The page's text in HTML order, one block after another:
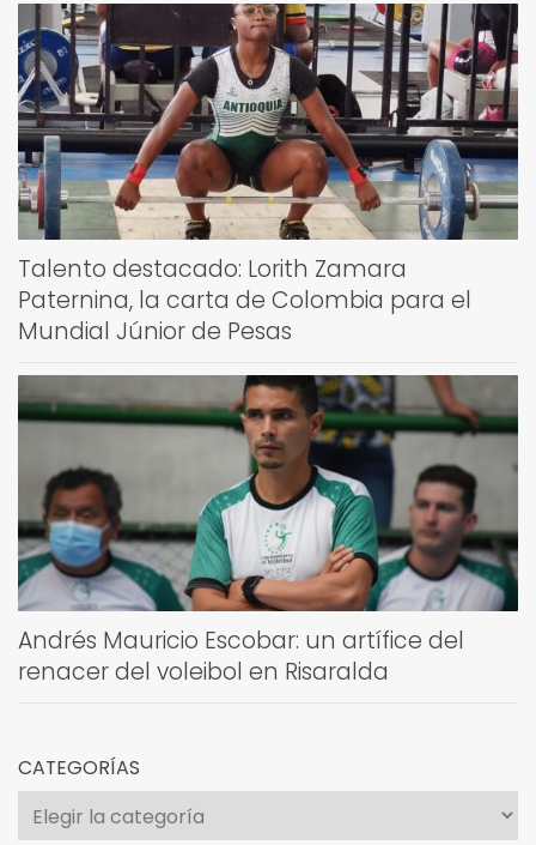
Talento destacado: Lorith Zamara
Paternina, la carta de Colombia para el
Mundial Júnior de Pesas
Andrés Mauricio Escobar: un artífice del
renacer del voleibol en Risaralda
CATEGORÍAS
Categorías